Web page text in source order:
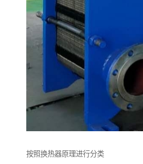
按照换热器原理进行分类